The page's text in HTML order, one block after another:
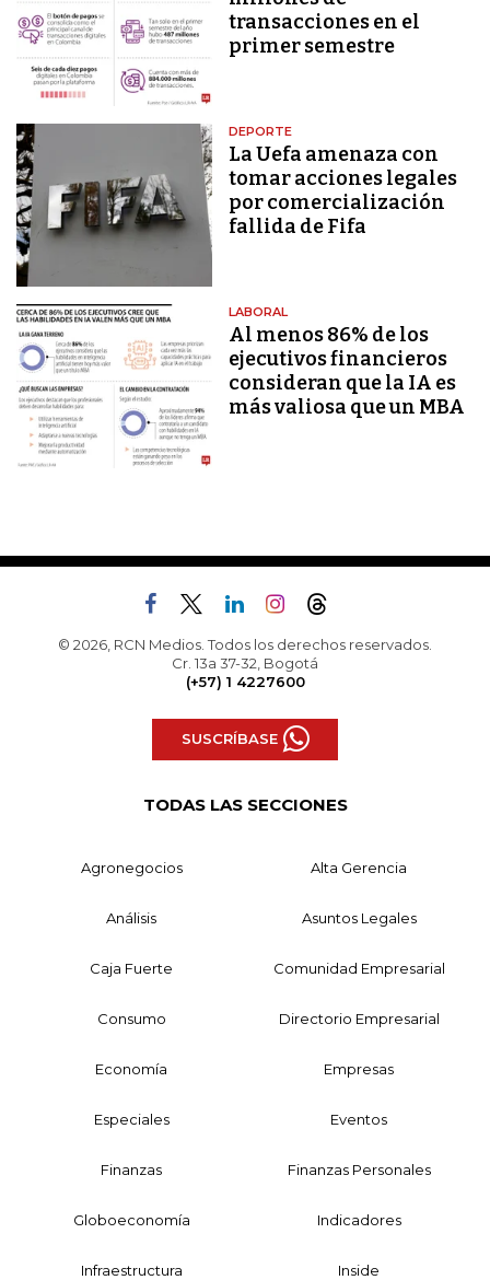
transacciones en el
primer semestre
DEPORTE
La Uefa amenaza con
tomar acciones legales
por comercialización
fallida de Fifa
LABORAL
Al menos 86% de los
ejecutivos financieros
consideran que la IA es
más valiosa que un MBA
© 2026, RCN Medios. Todos los derechos reservados.
Cr. 13a 37-32, Bogotá
(+57) 1 4227600
SUSCRÍBASE
TODAS LAS SECCIONES
Agronegocios Alta Gerencia
Análisis Asuntos Legales
Caja Fuerte Comunidad Empresarial
Consumo Directorio Empresarial
Economía Empresas
Especiales Eventos
Finanzas Finanzas Personales
Globoeconomía Indicadores
Infraestructura Inside